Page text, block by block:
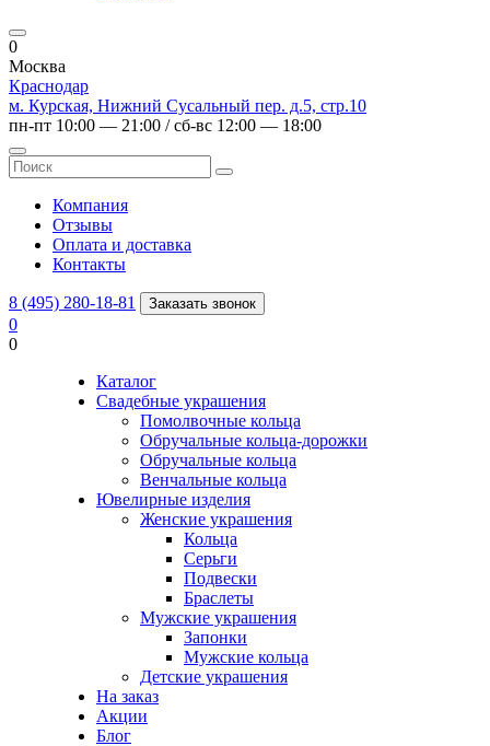
0
Москва
Краснодар
м. Курская, Нижний Сусальный пер. д.5, стр.10
пн-пт 10:00 — 21:00 / сб-вс 12:00 — 18:00
Компания
Отзывы
Оплата и доставка
Контакты
8 (495) 280-18-81 Заказать звонок
0
0
Каталог
Свадебные украшения
Помолвочные кольца
Обручальные кольца-дорожки
Обручальные кольца
Венчальные кольца
Ювелирные изделия
Женские украшения
Кольца
Серьги
Подвески
Браслеты
Мужские украшения
Запонки
Мужские кольца
Детские украшения
На заказ
Акции
Блог